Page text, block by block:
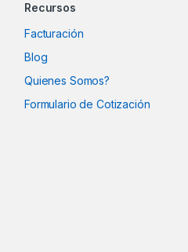
Recursos
Facturación
Blog
Quienes Somos?
Formulario de Cotización